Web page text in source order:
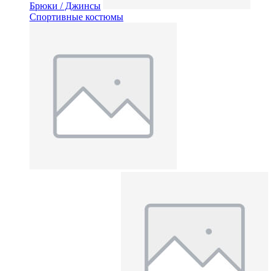
Брюки / Джинсы
Спортивные костюмы